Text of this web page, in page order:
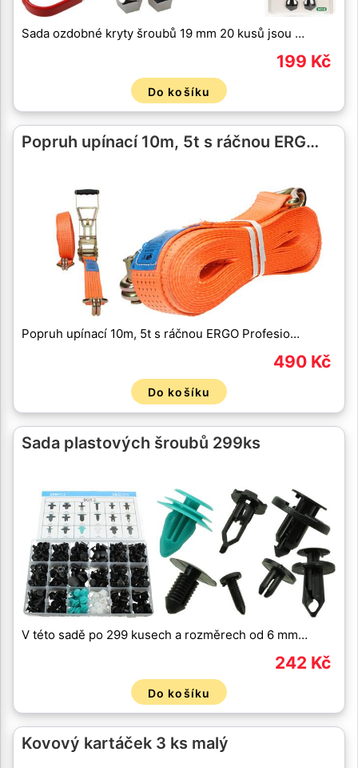
Sada ozdobné kryty šroubů 19 mm 20 kusů jsou …
199 Kč
Do košíku
Popruh upínací 10m, 5t s ráčnou ERG…
Popruh upínací 10m, 5t s ráčnou ERGO Profesio…
490 Kč
Do košíku
Sada plastových šroubů 299ks
V této sadě po 299 kusech a rozměrech od 6 mm…
242 Kč
Do košíku
Kovový kartáček 3 ks malý